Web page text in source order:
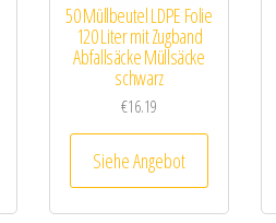
50 Müllbeutel LDPE Folie
120 Liter mit Zugband
Abfallsäcke Müllsäcke
schwarz
€16.19
Siehe Angebot